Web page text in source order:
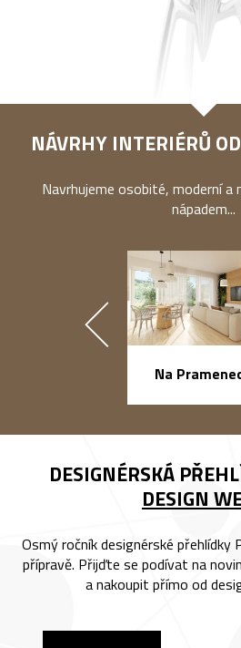
NÁVRHY INTERIÉRŮ OD
Navrhujeme osobité, moderní a
nápadem...
Na
DESIGNÉRSKÁ
DESIGN
Osmý ročník designérské přehlídky
přípravě. Přijďte se podívat na
a nakoupit přímo od